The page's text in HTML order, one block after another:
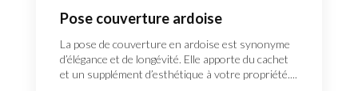
Pose couverture ardoise
La pose de couverture en ardoise est synonyme
d’élégance et de longévité. Elle apporte du cachet
et un supplément d’esthétique à votre propriété....